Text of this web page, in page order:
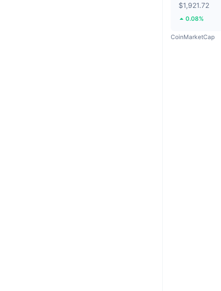
$1,921.72
0.08%
CoinMarketCap